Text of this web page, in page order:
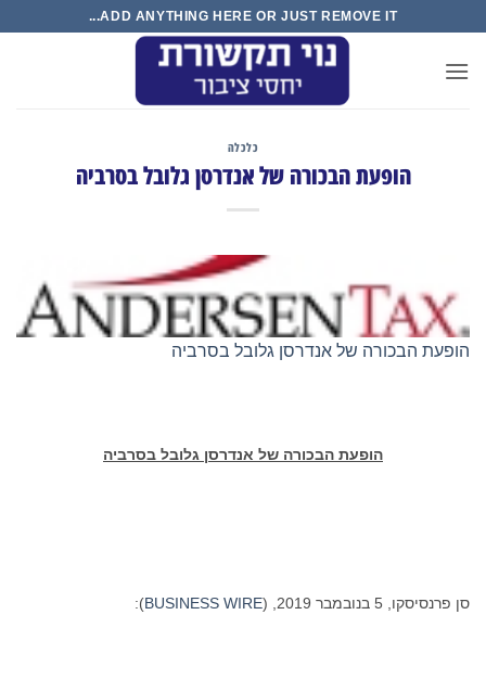
content
ADD ANYTHING HERE OR JUST REMOVE IT...
כלכלה
הופעת הבכורה של אנדרסן גלובל בסרביה
הופעת הבכורה של אנדרסן גלובל בסרביה
הופעת הבכורה של אנדרסן גלובל בסרביה
סן פרנסיסקו, 5 בנובמבר 2019, ( BUSINESS WIRE
):